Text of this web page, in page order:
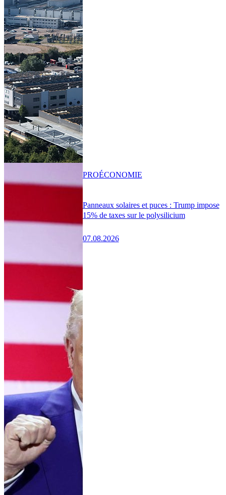
Panneaux solaires et puces : Trump impose
15% de taxes sur le polysilicium
07.08.2026
PROÉCONOMIE